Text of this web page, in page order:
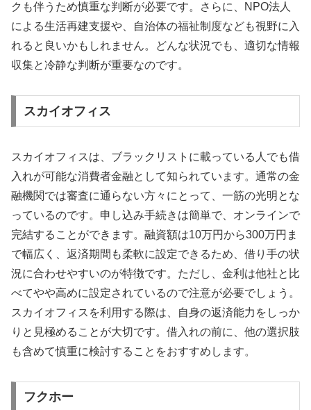
クも伴うため慎重な判断が必要です。さらに、NPO法人
による生活再建支援や、自治体の福祉制度なども視野に入
れると良いかもしれません。どんな状況でも、適切な情報
収集と冷静な判断が重要なのです。
スカイオフィス
スカイオフィスは、ブラックリストに載っている人でも借
入れが可能な消費者金融として知られています。通常の金
融機関では審査に通らない方々にとって、一筋の光明とな
っているのです。申し込み手続きは簡単で、オンラインで
完結することができます。融資額は10万円から300万円ま
で幅広く、返済期間も柔軟に設定できるため、借り手の状
況に合わせやすいのが特徴です。ただし、金利は他社と比
べてやや高めに設定されているので注意が必要でしょう。
スカイオフィスを利用する際は、自身の返済能力をしっか
りと見極めることが大切です。借入れの前に、他の選択肢
も含めて慎重に検討することをおすすめします。
フクホー